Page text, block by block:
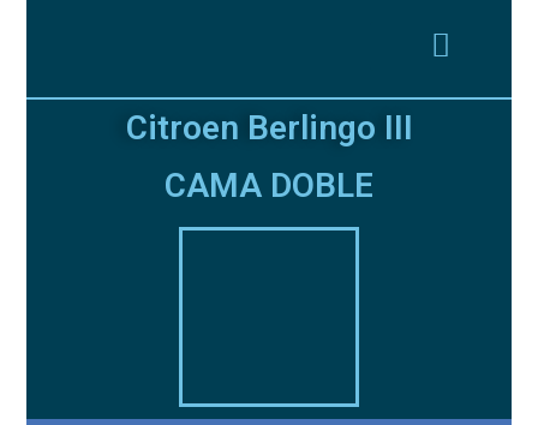
Citroen Berlingo III
CAMA DOBLE